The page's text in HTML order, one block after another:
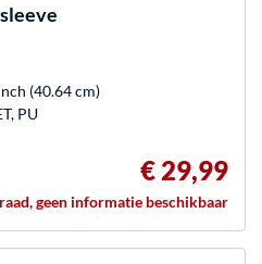
(40.64 cm)
PU
€ 29,99
geen informatie beschikbaar